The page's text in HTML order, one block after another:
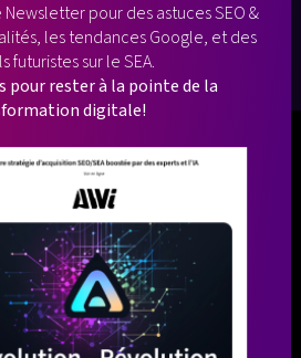
pour des astuces SEO &
les tendances Google, et des
futuristes sur le SEA.
pour rester à la pointe de la
digitale!